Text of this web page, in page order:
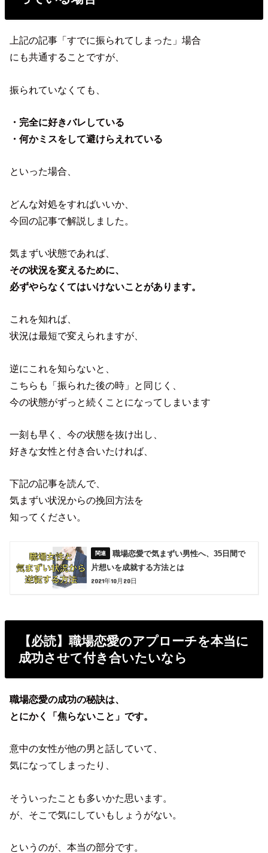
上記の記事「すでに振られてしまった」場合
にも共通することですが、
振られていなくても、
・完全に好きバレしている
・何かミスをして避けらえれている
といった場合、
どんな対処をすればいいか、
今回の記事で解説しました。
気まずい状態であれば、
その状況を変えるために、
必ずやらなくてはいけないことがあります。
これを知れば、
状況は最短で変えられますが、
逆にこれを知らないと、
こちらも「振られた後の時」と同じく、
今の状態がずっと続くことになってしまいます
一刻も早く、今の状態を抜け出し、
好きな女性と付き合いたければ、
下記の記事を読んで、
気まずい状況からの挽回方法を
知ってください。
職場恋愛で気まずい男性へ、35日間で
片想いを成就する方法とは
2021年10月20日
【必読】職場恋愛のアプローチを本当に
成功させて付き合いたいなら
職場恋愛の成功の秘訣は、
とにかく「焦らないこと」です。
意中の女性が他の男と話していて、
気になってしまったり、
そういったことも多いかた思います。
が、そこで気にしていもしょうがない。
というのが、本当の部分です。